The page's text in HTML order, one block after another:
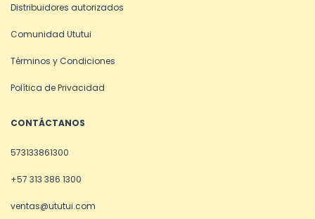
Distribuidores autorizados
Comunidad Ututui
Términos y Condiciones
Política de Privacidad
CONTÁCTANOS
573133861300
+57 313 386 1300
ventas@ututui.com